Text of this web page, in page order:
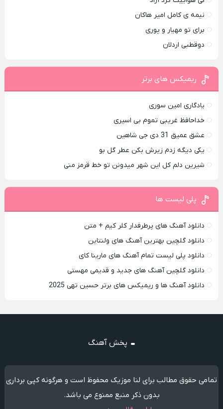
نیمه ی کامل امیر هاکان
برای تو مهیار و پوری
دوقطبی اردلان
ریمیکس های برتر
یادگاری امین سوری
خداحافظ غریبی تموم بی اسیری
عشق عمیق 31 دی جی شاهین
یکی دیگه زدم زیرش بکن عطر گل بو
شیرین دلم کل این شهر میدونن تو خط قرمز منی
پلی لیست ها
دانلود آهنگ های پرطرفدار کلر کیم + متن
دانلود گلچین بهترین آهنگ های ولنتاین
دانلود پلی لیست تمام آهنگ های مارینا کای
دانلود گلچین آهنگ های جدید و قدیمی مهستی
دانلود آهنگ ها و ریمیکس های برتر حسین تهی 2025
پخش آهنگ
تمامی حقوق مطالب برای لنا موزیک محفوظ است و هرگونه کپی برداری
بدون ذکر منبع ممنوع می باشد.